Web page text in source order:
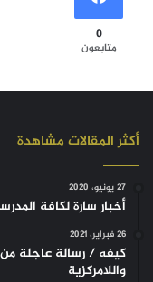
0
متابعون
أكثر المقالات مشاهدة
27 يونيو، 2020
أخبار سارة لكافة
26 فبراير، 2021
كيفه / رسالة عاجلة من
واللامركزية